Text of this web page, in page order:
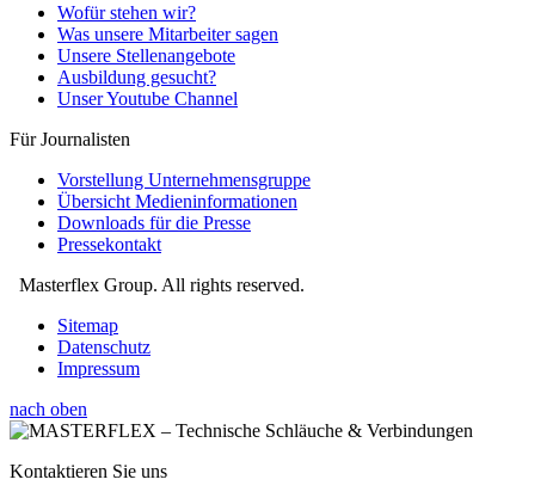
Wofür stehen wir?
Was unsere Mitarbeiter sagen
Unsere Stellenangebote
Ausbildung gesucht?
Unser Youtube Channel
Für Journalisten
Vorstellung Unternehmensgruppe
Übersicht Medieninformationen
Downloads für die Presse
Pressekontakt
Masterflex Group. All rights reserved.
Sitemap
Datenschutz
Impressum
nach oben
Kontaktieren Sie uns